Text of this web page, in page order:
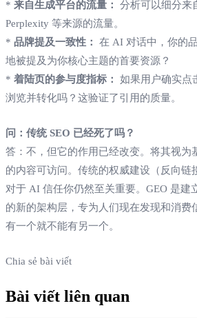
* 来自生成平台的流量：
分析可以细分来
Perplexity 等来源的流量。
* 品牌提及一致性：
在 AI 对话中，你的
地被提及为你核心主题的首要资源？
* 着陆页的参与度指标：
如果用户确实点
浏览并转化吗？这验证了引用的质量。
问：传统 SEO 已经死了吗？
答：不，但它的作用已经改变。将其视为
的内容可访问。传统的权威建设（反向链
对于 AI 信任你仍然至关重要。GEO 是建
的新的架构层，专为人们现在发现和消费
有一个就不能有另一个。
Chia sẻ bài viết
Bài viết liên quan